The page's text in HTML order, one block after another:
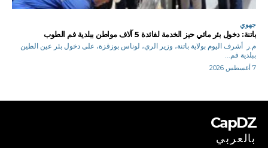
جهوي
باتنة: دخول بئر مائي حيز الخدمة لفائدة 5 آلاف مواطن ببلدية فم الطوب
م.ر أشرف اليوم بولاية باتنة، وزير الري، لوناس بوزقزة، على دخول بئر عين الطين
ببلدية فم...
7 أغسطس 2026
CapDZ
بالعربي